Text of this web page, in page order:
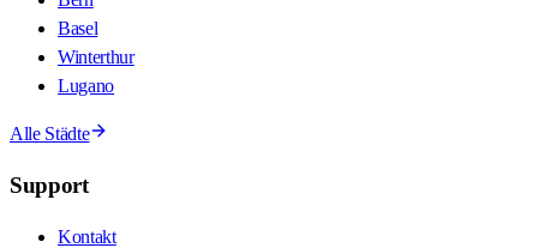
Basel
Winterthur
Lugano
Alle Städte
Support
Kontakt